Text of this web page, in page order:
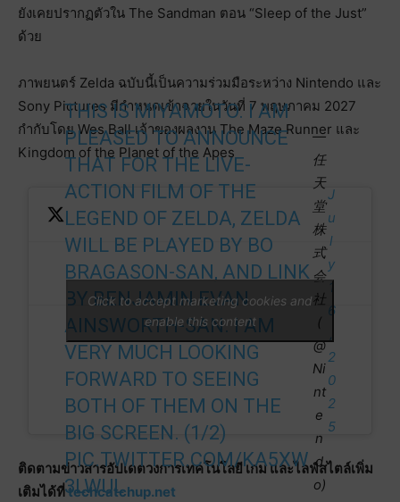
ยังเคยปรากฏตัวใน The Sandman ตอน “Sleep of the Just”
ด้วย
ภาพยนตร์ Zelda ฉบับนี้เป็นความร่วมมือระหว่าง Nintendo และ
Sony Pictures มีกำหนดเข้าฉายในวันที่ 7 พฤษภาคม 2027
กำกับโดย Wes Ball เจ้าของผลงาน The Maze Runner และ
Kingdom of the Planet of the Apes
THIS IS MIYAMOTO. I AM
PLEASED TO ANNOUNCE
THAT FOR THE LIVE-
ACTION FILM OF THE
LEGEND OF ZELDA, ZELDA
WILL BE PLAYED BY BO
BRAGASON-SAN, AND LINK
BY BENJAMIN EVAN
AINSWORTH-SAN. I AM
VERY MUCH LOOKING
FORWARD TO SEEING
BOTH OF THEM ON THE
BIG SCREEN. (1/2)
PIC.TWITTER.COM/KA5XW
3LWUL
—
任
天
堂
株
式
会
社
(
@
Ni
nt
e
n
d
o)
J
u
l
y
1
6
,
2
0
2
5
Click to accept marketing cookies and
enable this content
ติดตามข่าวสารอัปเดตวงการเทคโนโลยี เกม และไลฟ์สไตล์เพิ่ม
เติมได้ที่techcatchup.net